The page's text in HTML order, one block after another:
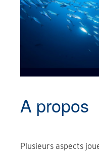
A propos
Plusieurs aspects